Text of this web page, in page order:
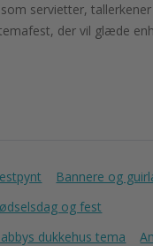
servietter,
der vil glæde
Bannere og
og fest
dukkehus tema